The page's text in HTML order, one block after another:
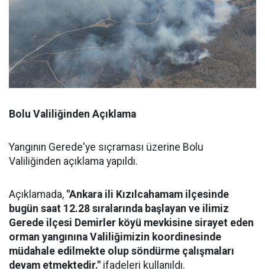
Bolu Valiliğinden Açıklama
Yangının Gerede'ye sıçraması üzerine Bolu
Valiliğinden açıklama yapıldı.
Açıklamada, "Ankara ili Kızılcahamam ilçesinde
bugün saat 12.28 sıralarında başlayan ve ilimiz
Gerede ilçesi Demirler köyü mevkisine sirayet eden
orman yangınına Valiliğimizin koordinesinde
müdahale edilmekte olup söndürme çalışmaları
devam etmektedir." ifadeleri kullanıldı.